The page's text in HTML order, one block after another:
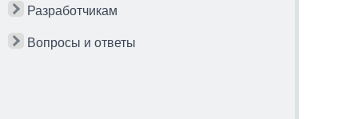
Разработчикам
Вопросы и ответы